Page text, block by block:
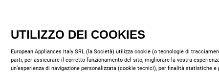
COMPRA ONLINE
UTILIZZO DEI COOKIES
European Appliances Italy SRL (la Società) utilizza cookie (o tecnologie di
parti, per assicurare il corretto funzionamento del sito, migliorare la vostra
un’esperienza di navigazione personalizzata (cookie tecnici), per finalità statistiche e